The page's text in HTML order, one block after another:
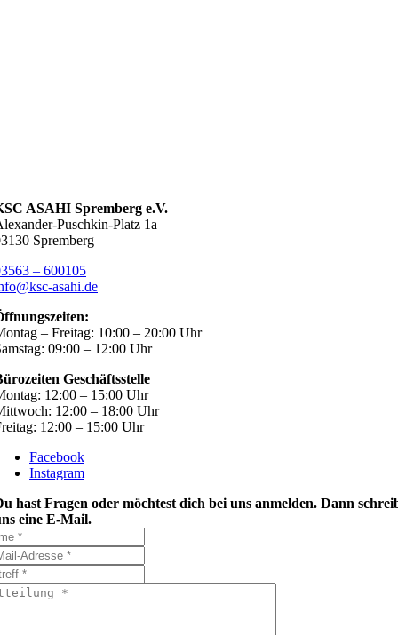
ASAHI Spremberg e.V.
Puschkin-Platz 1a
Spremberg
– 600105
asahi.de
– Freitag: 10:00 – 20:00 Uhr
09:00 – 12:00 Uhr
Geschäftsstelle
12:00 – 15:00 Uhr
12:00 – 18:00 Uhr
12:00 – 15:00 Uhr
Facebook
Instagram
hast Fragen oder möchtest dich bei uns anmelden. Dann
eine E-Mail.